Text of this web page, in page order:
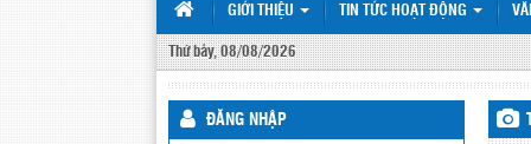
GIỚI THIỆU TIN TỨC HOẠT ĐỘNG
Thứ bảy, 08/08/2026
ĐĂNG NHẬP